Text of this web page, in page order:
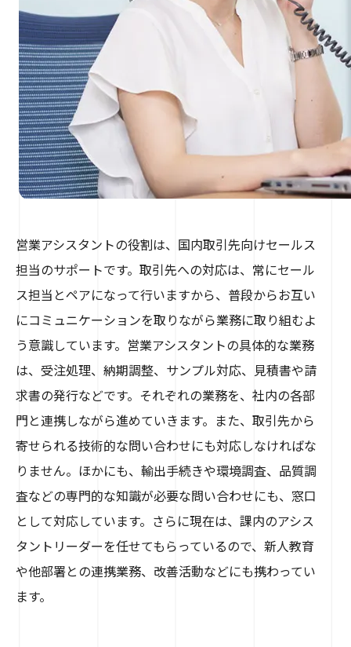
営業アシスタントの役割は、国内取引先向けセールス
担当のサポートです。取引先への対応は、常にセール
ス担当とペアになって行いますから、普段からお互い
にコミュニケーションを取りながら業務に取り組むよ
う意識しています。営業アシスタントの具体的な業務
は、受注処理、納期調整、サンプル対応、見積書や請
求書の発行などです。それぞれの業務を、社内の各部
門と連携しながら進めていきます。また、取引先から
寄せられる技術的な問い合わせにも対応しなければな
りません。ほかにも、輸出手続きや環境調査、品質調
査などの専門的な知識が必要な問い合わせにも、窓口
として対応しています。さらに現在は、課内のアシス
タントリーダーを任せてもらっているので、新人教育
や他部署との連携業務、改善活動などにも携わってい
ます。